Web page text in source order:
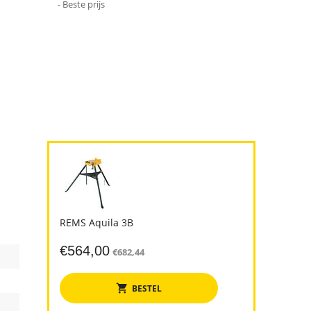
- Beste prijs
REMS Aquila 3B
€564,00 €682,44
BESTEL